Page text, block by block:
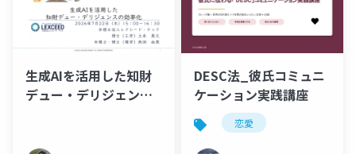
生成AIを活用した知財
デュー・デリジェンス
DESC法_彼氏コミュニ
ケーション実践講座
恋愛